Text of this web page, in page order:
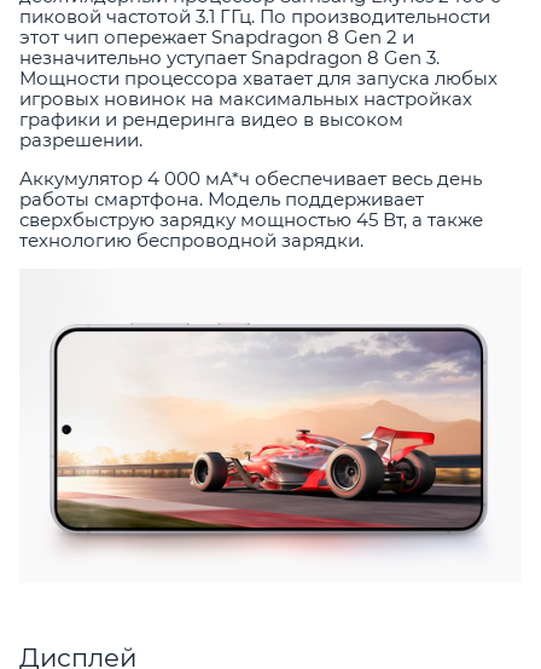
пиковой частотой 3.1 ГГц. По производительности
этот чип опережает Snapdragon 8 Gen 2 и
незначительно уступает Snapdragon 8 Gen 3.
Мощности процессора хватает для запуска любых
игровых новинок на максимальных настройках
графики и рендеринга видео в высоком
разрешении.
Аккумулятор 4 000 мА*ч обеспечивает весь день
работы смартфона. Модель поддерживает
сверхбыструю зарядку мощностью 45 Вт, а также
технологию беспроводной зарядки.
Дисплей